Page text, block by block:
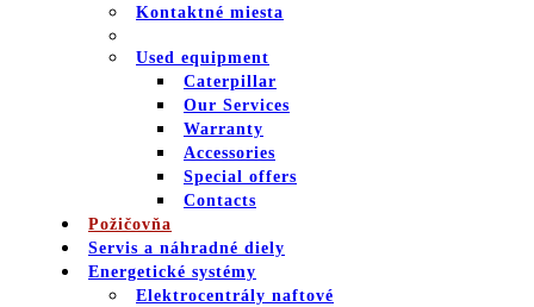
Kontaktné miesta
Used equipment
Caterpillar
Our Services
Warranty
Accessories
Special offers
Contacts
Požičovňa
Servis a náhradné diely
Energetické systémy
Elektrocentrály naftové